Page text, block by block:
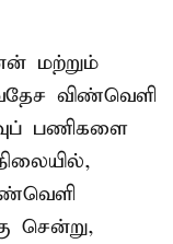
மற்றும்
விண்வெளி
பணிகளை
சென்று,